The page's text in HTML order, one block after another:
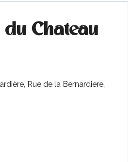
du Chateau
Rue de la Bernardiere,